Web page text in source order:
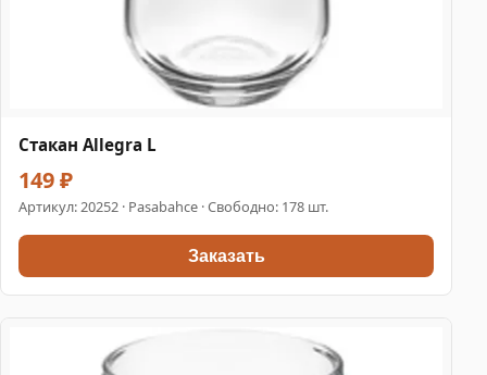
Стакан Allegra L
149 ₽
Артикул:20252 · Pasabahce · Свободно: 178 шт.
Заказать